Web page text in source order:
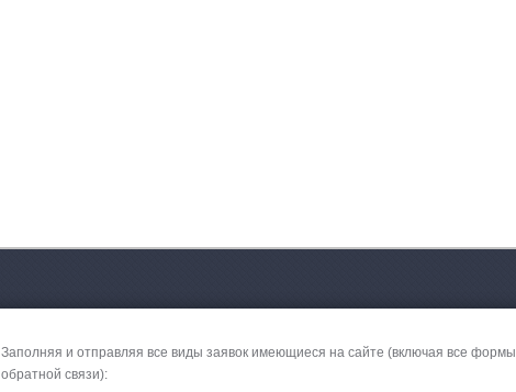
Заполняя и отправляя все виды заявок имеющиеся на сайте (включая все формы
обратной связи):